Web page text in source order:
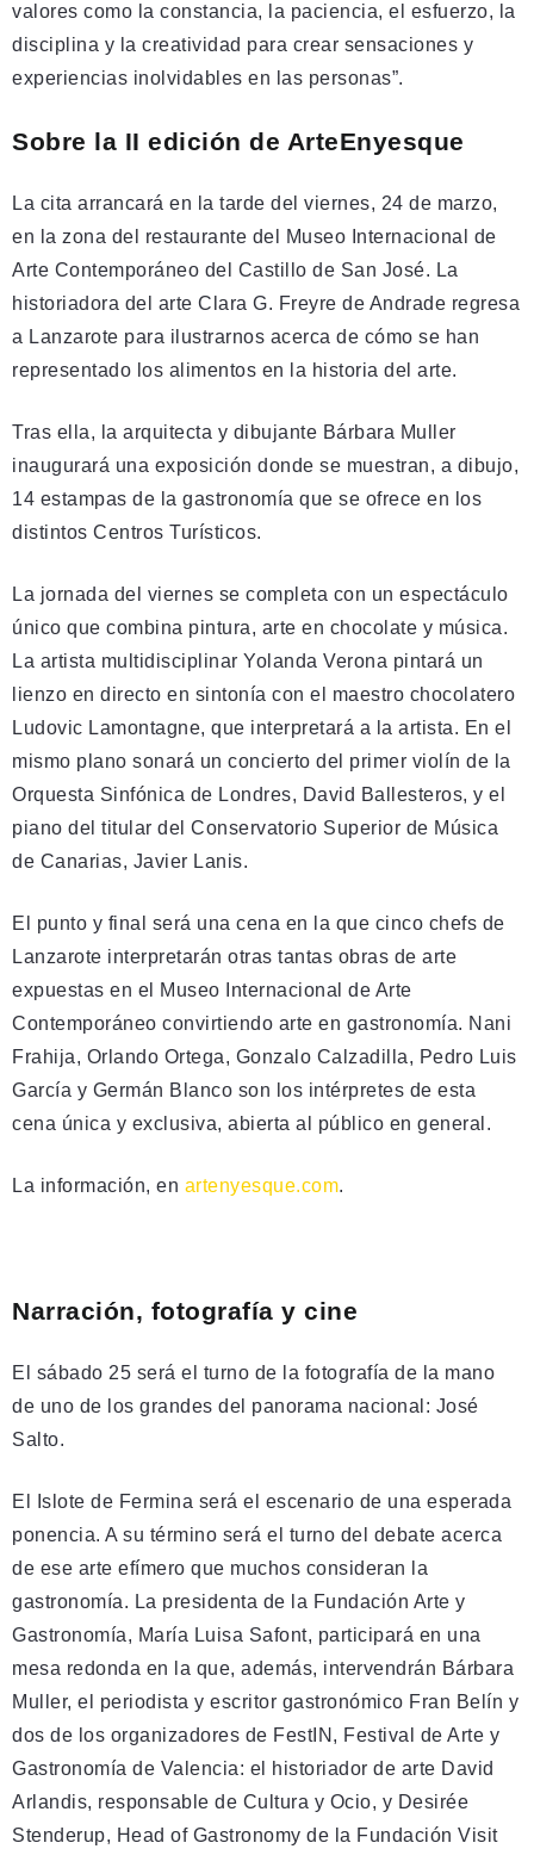
valores como la constancia, la paciencia, el esfuerzo, la
disciplina y la creatividad para crear sensaciones y
experiencias inolvidables en las personas”.
Sobre la II edición de ArteEnyesque
La cita arrancará en la tarde del viernes, 24 de marzo,
en la zona del restaurante del Museo Internacional de
Arte Contemporáneo del Castillo de San José. La
historiadora del arte Clara G. Freyre de Andrade regresa
a Lanzarote para ilustrarnos acerca de cómo se han
representado los alimentos en la historia del arte.
Tras ella, la arquitecta y dibujante Bárbara Muller
inaugurará una exposición donde se muestran, a dibujo,
14 estampas de la gastronomía que se ofrece en los
distintos Centros Turísticos.
La jornada del viernes se completa con un espectáculo
único que combina pintura, arte en chocolate y música.
La artista multidisciplinar Yolanda Verona pintará un
lienzo en directo en sintonía con el maestro chocolatero
Ludovic Lamontagne, que interpretará a la artista. En el
mismo plano sonará un concierto del primer violín de la
Orquesta Sinfónica de Londres, David Ballesteros, y el
piano del titular del Conservatorio Superior de Música
de Canarias, Javier Lanis.
El punto y final será una cena en la que cinco chefs de
Lanzarote interpretarán otras tantas obras de arte
expuestas en el Museo Internacional de Arte
Contemporáneo convirtiendo arte en gastronomía. Nani
Frahija, Orlando Ortega, Gonzalo Calzadilla, Pedro Luis
García y Germán Blanco son los intérpretes de esta
cena única y exclusiva, abierta al público en general.
La información, en artenyesque.com.
Narración, fotografía y cine
El sábado 25 será el turno de la fotografía de la mano
de uno de los grandes del panorama nacional: José
Salto.
El Islote de Fermina será el escenario de una esperada
ponencia. A su término será el turno del debate acerca
de ese arte efímero que muchos consideran la
gastronomía. La presidenta de la Fundación Arte y
Gastronomía, María Luisa Safont, participará en una
mesa redonda en la que, además, intervendrán Bárbara
Muller, el periodista y escritor gastronómico Fran Belín y
dos de los organizadores de FestIN, Festival de Arte y
Gastronomía de Valencia: el historiador de arte David
Arlandis, responsable de Cultura y Ocio, y Desirée
Stenderup, Head of Gastronomy de la Fundación Visit